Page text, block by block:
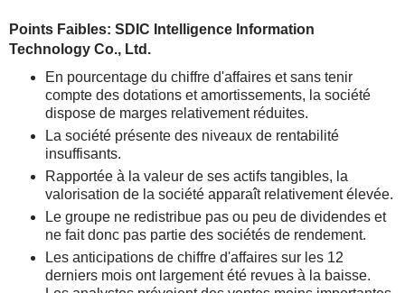
Points Faibles: SDIC Intelligence Information
Technology Co., Ltd.
En pourcentage du chiffre d'affaires et sans tenir
compte des dotations et amortissements, la société
dispose de marges relativement réduites.
La société présente des niveaux de rentabilité
insuffisants.
Rapportée à la valeur de ses actifs tangibles, la
valorisation de la société apparaît relativement élevée.
Le groupe ne redistribue pas ou peu de dividendes et
ne fait donc pas partie des sociétés de rendement.
Les anticipations de chiffre d'affaires sur les 12
derniers mois ont largement été revues à la baisse.